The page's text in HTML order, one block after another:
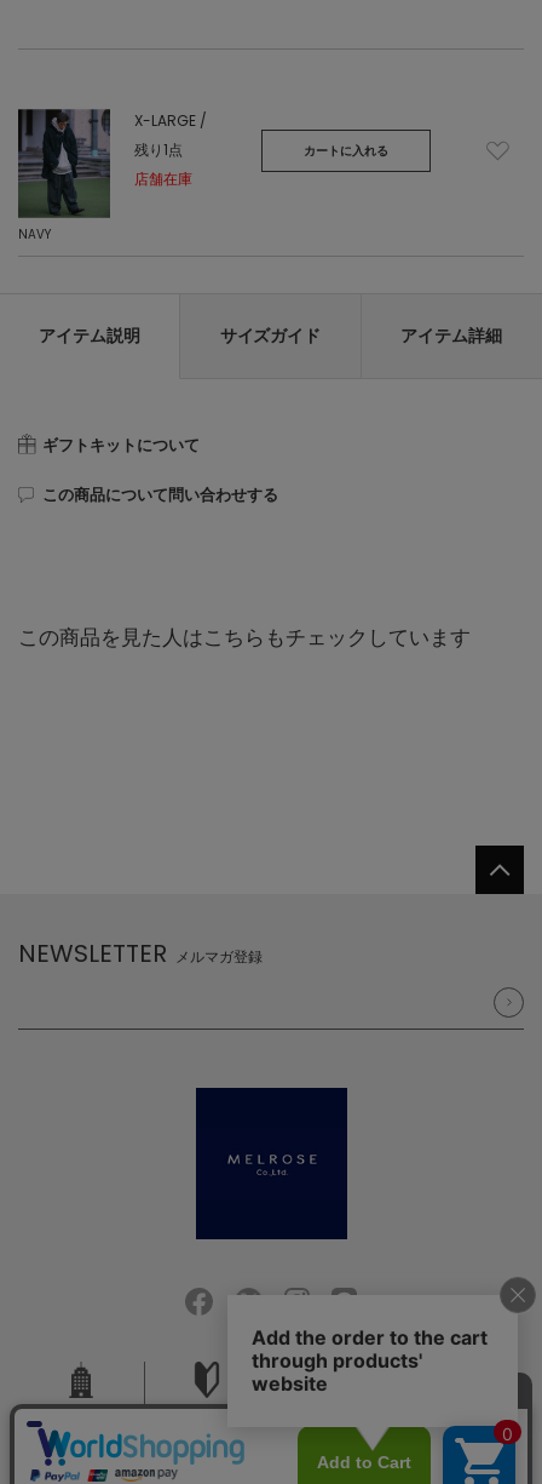
NAVY
X-LARGE /
残り1点
店舗在庫
カートに入れる
アイテム説明 サイズガイド アイテム詳細
ギフトキットについて
この商品について問い合わせする
この商品を見た人はこちらもチェックしています
NEWSLETTER メルマガ登録
会社概要 採用情報 お問い合せ